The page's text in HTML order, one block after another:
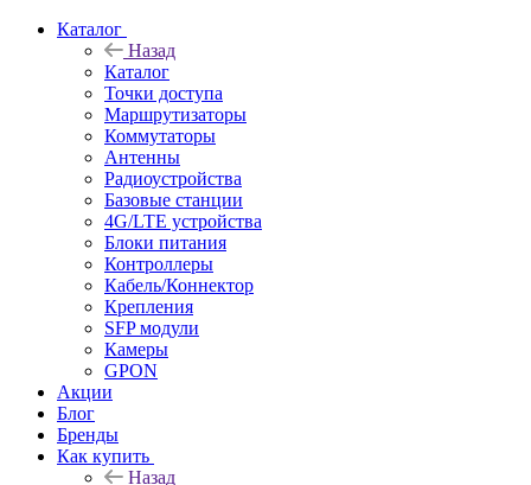
Каталог
Назад
Каталог
Точки доступа
Маршрутизаторы
Коммутаторы
Антенны
Радиоустройства
Базовые станции
4G/LTE устройства
Блоки питания
Контроллеры
Кабель/Коннектор
Крепления
SFP модули
Камеры
GPON
Акции
Блог
Бренды
Как купить
Назад